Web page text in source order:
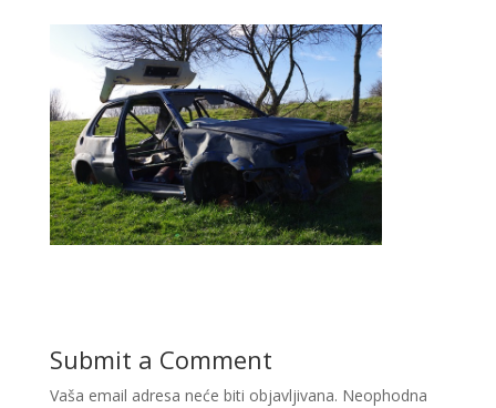
Submit a Comment
Vaša email adresa neće biti objavljivana. Neophodna